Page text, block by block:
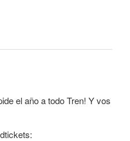
el año a todo Tren! Y vos